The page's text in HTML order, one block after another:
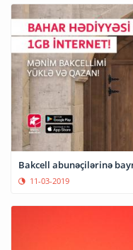
Bakcell abunəçilərinə
11-03-2019